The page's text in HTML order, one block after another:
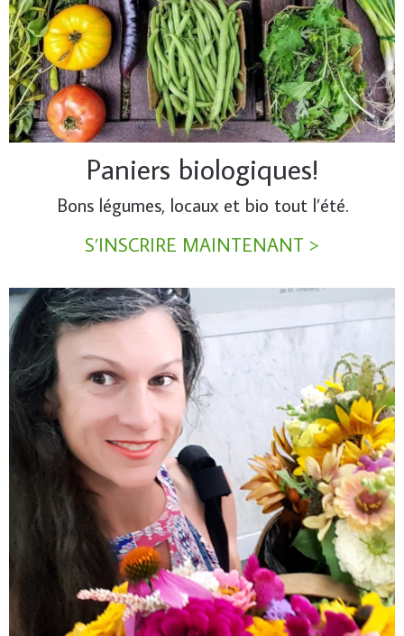
Paniers biologiques!
Bons légumes, locaux et bio tout l’été.
S’INSCRIRE MAINTENANT >